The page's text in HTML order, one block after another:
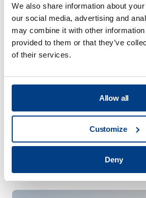
We also share information about
our social media, advertising and
may combine it with other information
provided to them or that they’ve
of their services.
Allow all
Customize
Deny
Medizinische
Instrumente